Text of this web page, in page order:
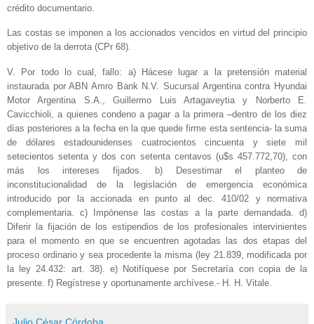
crédito documentario.
Las costas se imponen a los accionados vencidos en virtud del principio
objetivo de la derrota (CPr 68).
V. Por todo lo cual, fallo: a) Hácese lugar a la pretensión material
instaurada por ABN Amro Bank N.V. Sucursal Argentina contra Hyundai
Motor Argentina S.A., Guillermo Luis Artagaveytia y Norberto E.
Cavicchioli, a quienes condeno a pagar a la primera –dentro de los diez
días posteriores a la fecha en la que quede firme esta sentencia- la suma
de dólares estadounidenses cuatrocientos cincuenta y siete mil
setecientos setenta y dos con setenta centavos (u$s 457.772,70), con
más los intereses fijados. b) Desestimar el planteo de
inconstitucionalidad de la legislación de emergencia económica
introducido por la accionada en punto al dec. 410/02 y normativa
complementaria. c) Impónense las costas a la parte demandada. d)
Diferir la fijación de los estipendios de los profesionales intervinientes
para el momento en que se encuentren agotadas las dos etapas del
proceso ordinario y sea procedente la misma (ley 21.839, modificada por
la ley 24.432: art. 38). e) Notifíquese por Secretaría con copia de la
presente. f) Regístrese y oportunamente archívese.- H. H. Vitale.